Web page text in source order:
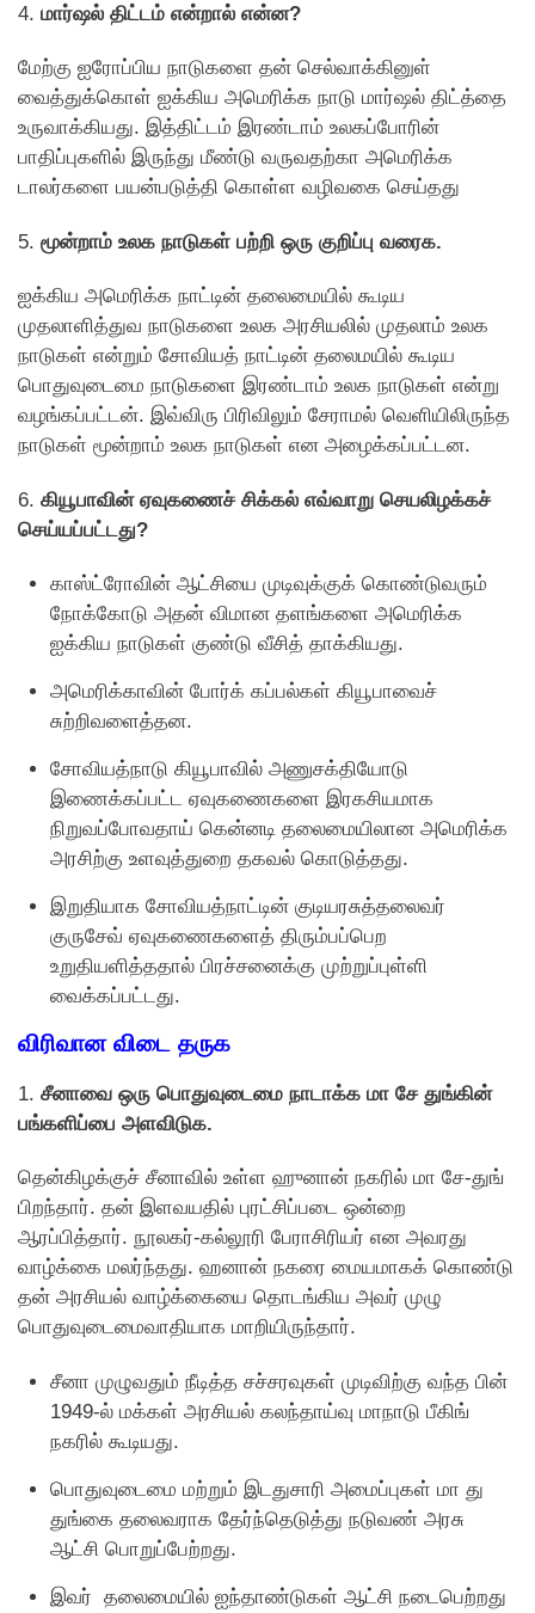
4. மார்ஷல் திட்டம் என்றால் என்ன?
மேற்கு ஐரோப்பிய நாடுகளை தன் செல்வாக்கினுள்
வைத்துக்கொள் ஐக்கிய அமெரிக்க நாடு மார்ஷல் திட்த்தை
உருவாக்கியது. இத்திட்டம் இரண்டாம் உலகப்போரின்
பாதிப்புகளில் இருந்து மீண்டு வருவதற்கா அமெரிக்க
டாலர்களை பயன்படுத்தி கொள்ள வழிவகை செய்தது
5. மூன்றாம் உலக நாடுகள் பற்றி ஒரு குறிப்பு வரைக.
ஐக்கிய அமெரிக்க நாட்டின் தலைமையில் கூடிய
முதலாளித்துவ நாடுகளை உலக அரசியலில் முதலாம் உலக
நாடுகள் என்றும் சோவியத் நாட்டின் தலைமயில் கூடிய
பொதுவுடைமை நாடுகளை இரண்டாம் உலக நாடுகள் என்று
வழங்கப்பட்டன். இவ்விரு பிரிவிலும் சேராமல் வெளியிலிருந்த
நாடுகள் மூன்றாம் உலக நாடுகள் என அழைக்கப்பட்டன.
6. கியூபாவின் ஏவுகணைச் சிக்கல் எவ்வாறு செயலிழக்கச்
செய்யப்பட்டது?
காஸ்ட்ரோவின் ஆட்சியை முடிவுக்குக் கொண்டுவரும்
நோக்கோடு அதன் விமான தளங்களை அமெரிக்க
ஐக்கிய நாடுகள் குண்டு வீசித் தாக்கியது.
அமெரிக்காவின் போர்க் கப்பல்கள் கியூபாவைச்
சுற்றிவளைத்தன.
சோவியத்நாடு கியூபாவில் அணுசக்தியோடு
இணைக்கப்பட்ட ஏவுகணைகளை இரகசியமாக
நிறுவப்போவதாய் கென்னடி தலைமையிலான அமெரிக்க
அரசிற்கு உளவுத்துறை தகவல் கொடுத்தது.
இறுதியாக சோவியத்நாட்டின் குடியரசுத்தலைவர்
குருசேவ் ஏவுகணைகளைத் திரும்பப்பெற
உறுதியளித்ததால் பிரச்சனைக்கு முற்றுப்புள்ளி
வைக்கப்பட்டது.
விரிவான விடை தருக
1. சீனாவை ஒரு பொதுவுடைமை நாடாக்க மா சே துங்கின்
பங்களிப்பை அளவிடுக.
தென்கிழக்குச் சீனாவில் உள்ள ஹுனான் நகரில் மா சே-துங்
பிறந்தார். தன் இளவயதில் புரட்சிப்படை ஒன்றை
ஆரப்பித்தார். நூலகர்-கல்லூரி பேராசிரியர் என அவரது
வாழ்க்கை மலர்ந்தது. ஹனான் நகரை மையமாகக் கொண்டு
தன் அரசியல் வாழ்க்கையை தொடங்கிய அவர் முழு
பொதுவுடைமைவாதியாக மாறியிருந்தார்.
சீனா முழுவதும் நீடித்த சச்சரவுகள் முடிவிற்கு வந்த பின்
1949-ல் மக்கள் அரசியல் கலந்தாய்வு மாநாடு பீகிங்
நகரில் கூடியது.
பொதுவுடைமை மற்றும் இடதுசாரி அமைப்புகள் மா து
துங்கை தலைவராக தேர்ந்தெடுத்து நடுவண் அரசு
ஆட்சி பொறுப்பேற்றது.
இவர் தலைமையில் ஐந்தாண்டுகள் ஆட்சி நடைபெற்றது